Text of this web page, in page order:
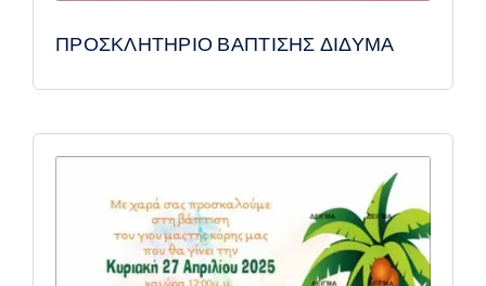
ΠΡΟΣΚΛΗΤΗΡΙΟ ΒΑΠΤΙΣΗΣ ΔΙΔΥΜΑ